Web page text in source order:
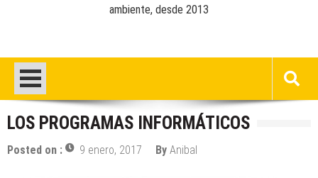
ambiente, desde 2013
LOS PROGRAMAS INFORMÁTICOS
Posted on : 9 enero, 2017 By Anibal